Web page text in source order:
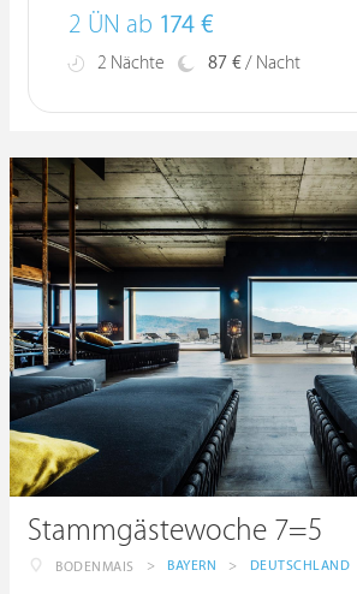
2 ÜN ab 174 €
2 Nächte 87 €/ Nacht
Stammgästewoche 7=5
BODENMAIS > BAYERN > DEUTSCHLAND